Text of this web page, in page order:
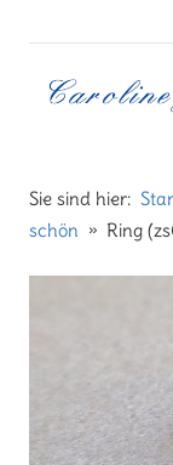
Inhalt
springen
Jaeger
Sie sind hier:
schön
Ring